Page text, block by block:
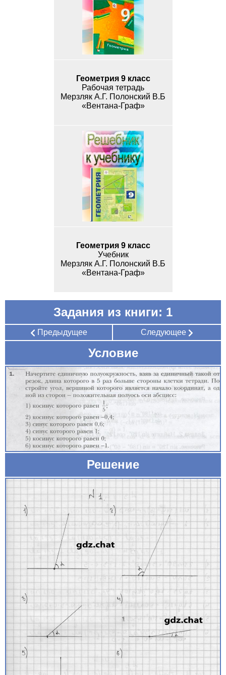
Геометрия 9 класс
Рабочая тетрадь
Мерзляк А.Г. Полонский В.Б
«Вентана-Граф»
Геометрия 9 класс
Учебник
Мерзляк А.Г. Полонский В.Б
«Вентана-Граф»
Задания из книги: 1
Предыдущее Следующее
Условие
Решение